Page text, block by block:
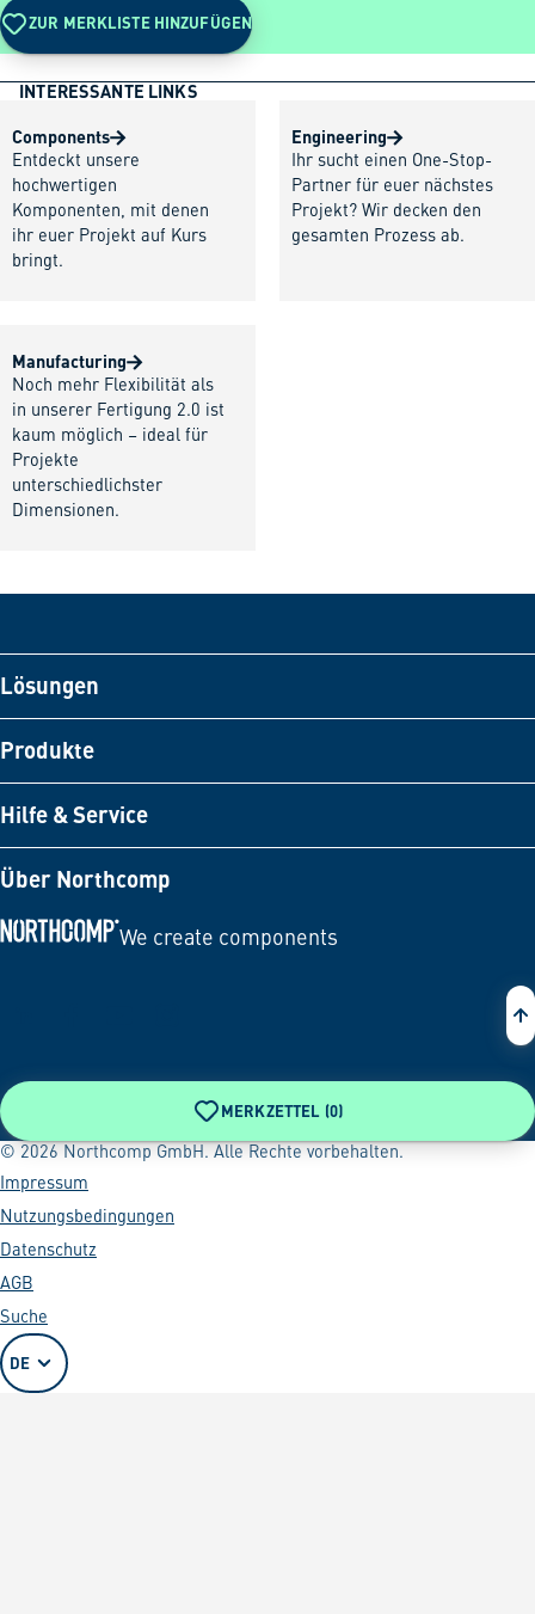
ZUR MERKLISTE HINZUFÜGEN
INTERESSANTE LINKS
Components
Entdeckt unsere
hochwertigen
Komponenten, mit denen
ihr euer Projekt auf Kurs
bringt.
Engineering
Ihr sucht einen One-Stop-
Partner für euer nächstes
Projekt? Wir decken den
gesamten Prozess ab.
Manufacturing
Noch mehr Flexibilität als
in unserer Fertigung 2.0 ist
kaum möglich – ideal für
Projekte
unterschiedlichster
Dimensionen.
Lösungen
Produkte
Hilfe & Service
Über Northcomp
We create components
MERKZETTEL (0)
© 2026 Northcomp GmbH. Alle Rechte vorbehalten.
Impressum
Nutzungsbedingungen
Datenschutz
AGB
Suche
DE